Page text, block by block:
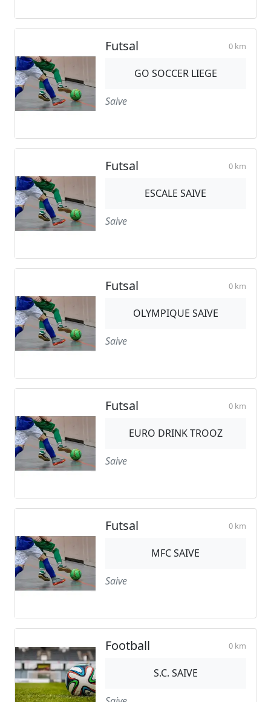
Futsal 0 km
GO SOCCER LIEGE
Saive
Futsal 0 km
ESCALE SAIVE
Saive
Futsal 0 km
OLYMPIQUE SAIVE
Saive
Futsal 0 km
EURO DRINK TROOZ
Saive
Futsal 0 km
MFC SAIVE
Saive
Football 0 km
S.C. SAIVE